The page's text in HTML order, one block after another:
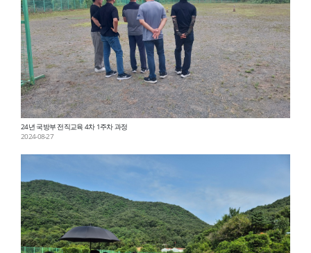
24년 국방부 전직교육 4차 1주차 과정
2024-08-27